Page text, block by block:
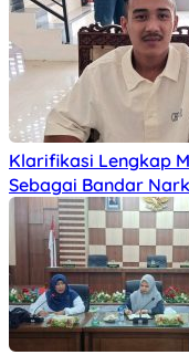
Klarifikasi Lengkap
Sebagai Bandar